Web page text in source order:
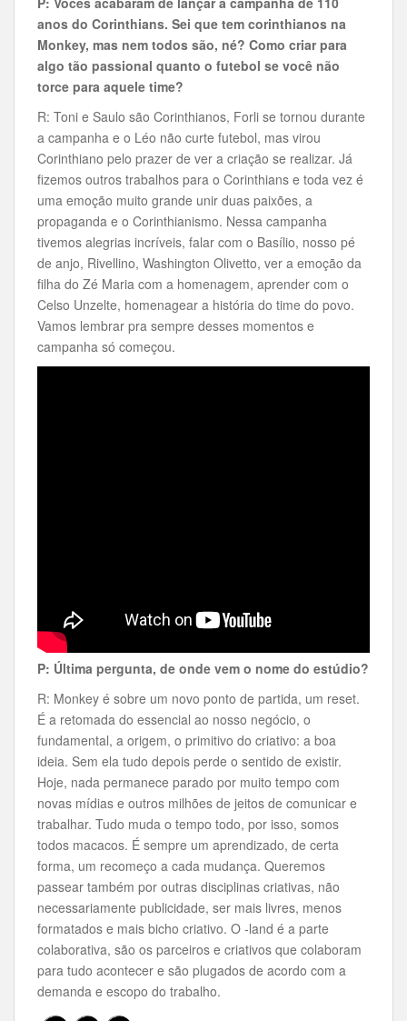
anos do Corinthians. Sei que tem corinthianos na
Monkey, mas nem todos são, né? Como criar para
algo tão passional quanto o futebol se você não
torce para aquele time?
R: Toni e Saulo são Corinthianos, Forli se tornou durante
a campanha e o Léo não curte futebol, mas virou
Corinthiano pelo prazer de ver a criação se realizar. Já
fizemos outros trabalhos para o Corinthians e toda vez é
uma emoção muito grande unir duas paixões, a
propaganda e o Corinthianismo. Nessa campanha
tivemos alegrias incríveis, falar com o Basílio, nosso pé
de anjo, Rivellino, Washington Olivetto, ver a emoção da
filha do Zé Maria com a homenagem, aprender com o
Celso Unzelte, homenagear a história do time do povo.
Vamos lembrar pra sempre desses momentos e
campanha só começou.
P: Última pergunta, de onde vem o nome do estúdio?
R: Monkey é sobre um novo ponto de partida, um reset.
É a retomada do essencial ao nosso negócio, o
fundamental, a origem, o primitivo do criativo: a boa
ideia. Sem ela tudo depois perde o sentido de existir.
Hoje, nada permanece parado por muito tempo com
novas mídias e outros milhões de jeitos de comunicar e
trabalhar. Tudo muda o tempo todo, por isso, somos
todos macacos. É sempre um aprendizado, de certa
forma, um recomeço a cada mudança. Queremos
passear também por outras disciplinas criativas, não
necessariamente publicidade, ser mais livres, menos
formatados e mais bicho criativo. O -land é a parte
colaborativa, são os parceiros e criativos que colaboram
para tudo acontecer e são plugados de acordo com a
demanda e escopo do trabalho.